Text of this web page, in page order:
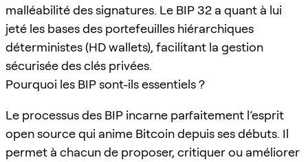
malléabilité des signatures. Le BIP 32 a quant à lui
jeté les bases des portefeuilles hiérarchiques
déterministes (HD wallets), facilitant la gestion
sécurisée des clés privées.
Pourquoi les BIP sont-ils essentiels ?
Le processus des BIP incarne parfaitement l’esprit
open source qui anime Bitcoin depuis ses débuts. Il
permet à chacun de proposer, critiquer ou améliorer